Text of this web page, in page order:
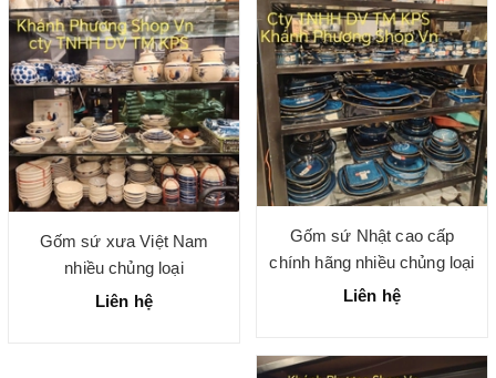
Gốm sứ xưa Việt Nam
nhiều chủng loại
Liên hệ
Gốm sứ Nhật cao cấp
chính hãng nhiều chủng loại
Liên hệ